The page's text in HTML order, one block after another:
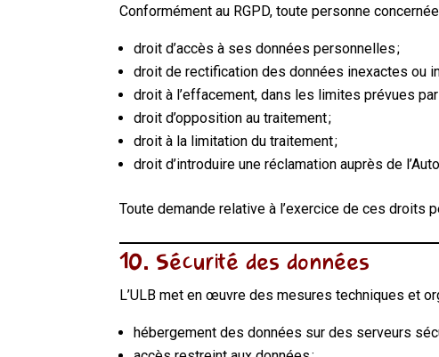
Conformément au RGPD, toute personne
droit d’accès à ses données personnelles ;
droit de rectification des données inexactes ou
droit à l’effacement, dans les limites prévues
droit d’opposition au traitement ;
droit à la limitation du traitement ;
droit d’introduire une réclamation auprès de
Toute demande relative à l’exercice de ces droits
10. Sécurité des données
L’ULB met en œuvre des mesures techniques et
hébergement des données sur des serveurs